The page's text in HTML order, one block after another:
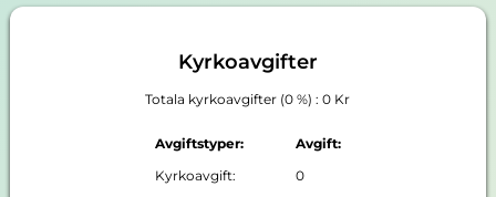
Kyrkoavgifter
Totala kyrkoavgifter (0 %) : 0 Kr
Avgiftstyper:
Avgift:
Kyrkoavgift:
0